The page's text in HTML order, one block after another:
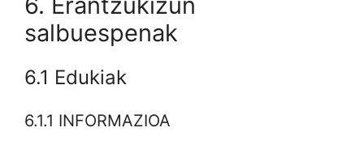
salbuespenak
6.1 Edukiak
6.1.1 INFORMAZIOA